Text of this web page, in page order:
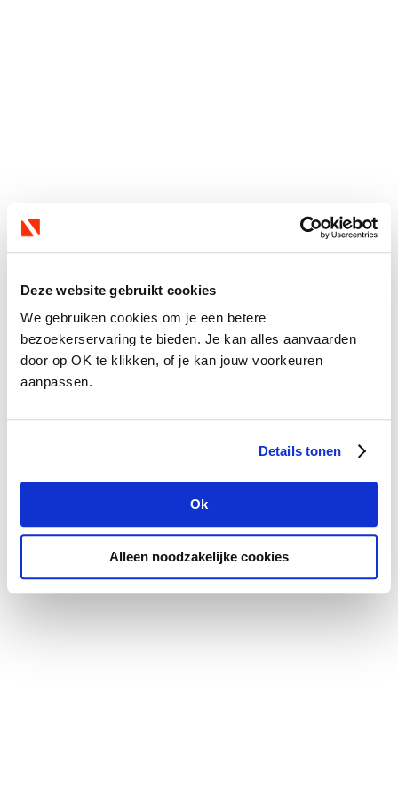
Deze website gebruikt cookies
We gebruiken cookies om je een betere
bezoekerservaring te bieden. Je kan alles aanvaarden
door op OK te klikken, of je kan jouw voorkeuren
aanpassen.
Details tonen
Ok
Alleen noodzakelijke cookies